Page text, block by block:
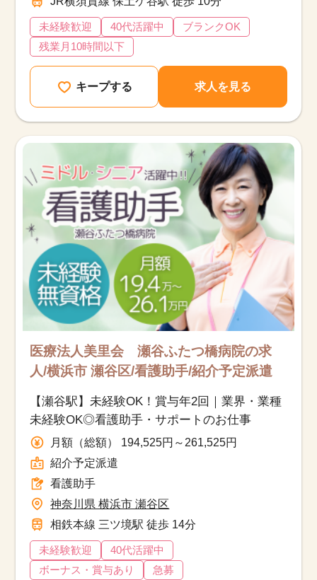
未経験歓迎 40代活躍中
ブランクOK
残業月10時間以下
キープする 求人を見る
医療法人美里会 瀬谷ふたつ橋病院の求
人/横浜市 瀬谷区/看護助手/紹介予定派遣
【瀬谷駅】未経験OK！賞与年2回｜業界・業種
未経験OK◎看護助手・サポートのお仕事
月額（総額） 194,525円～261,525円
紹介予定派遣
看護助手
神奈川県 横浜市 瀬谷区
相鉄本線 三ツ境駅 徒歩 14分
未経験歓迎
40代活躍中
ボーナス・賞与あり
急募
該当件数
9,618 件
他の条件を選択